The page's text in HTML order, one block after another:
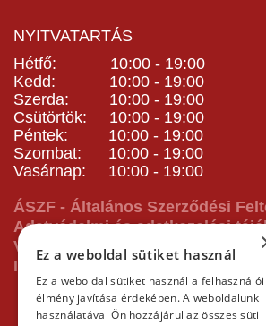
NYITVATARTÁS
Hétfő: 10:00 - 19:00
Kedd: 10:00 - 19:00
Szerda: 10:00 - 19:00
Csütörtök: 10:00 - 19:00
Péntek: 10:00 - 19:00
Szombat: 10:00 - 19:00
Vasárnap: 10:00 - 19:00
ÁSZF - Általános Szerződési
Adatvédelmi és adatkezelési
Vásárlás előtti tájékoztató
Impresszum
Ez a weboldal sütiket használ
Ez a weboldal sütiket használ a felhasználói
élmény javítása érdekében. A weboldalunk
használatával Ön hozzájárul az összes süti